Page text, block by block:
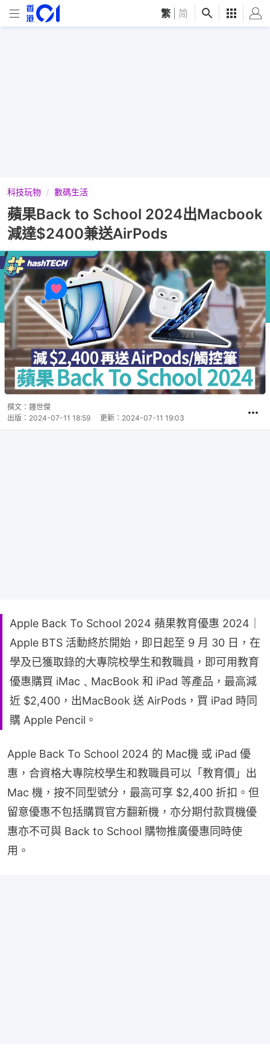
繁 简
科技玩物 數碼生活
蘋果Back to School 2024出Macbook
減達$2400兼送AirPods
撰文： 鍾世傑
出版： 2024-07-11 18:59 更新： 2024-07-11 19:03
Apple Back To School 2024 蘋果教育優惠 2024｜
Apple BTS 活動終於開始，即日起至 9 月 30 日，在
學及已獲取錄的大專院校學生和教職員，即可用教育
優惠購買 iMac﹑MacBook 和 iPad 等產品，最高減
近 $2,400，出MacBook 送 AirPods，買 iPad 時同
購 Apple Pencil。
Apple Back To School 2024 的 Mac機 或 iPad 優
惠，合資格大專院校學生和教職員可以「教育價」出
Mac 機，按不同型號分，最高可享 $2,400 折扣。但
留意優惠不包括購買官方翻新機，亦分期付款買機優
惠亦不可與 Back to School 購物推廣優惠同時使
用。